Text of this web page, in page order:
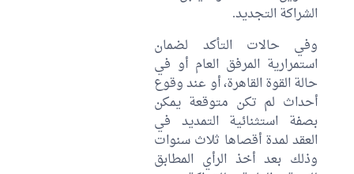
الشراكة التجديد.
وفي حالات التأكد لضمان
استمرارية المرفق العام أو في
حالة القوة القاهرة، أو عند وقوع
أحداث لم تكن متوقعة يمكن
بصفة استثنائية التمديد في
العقد لمدة أقصاها ثلاث سنوات
وذلك بعد أخذ الرأي المطابق